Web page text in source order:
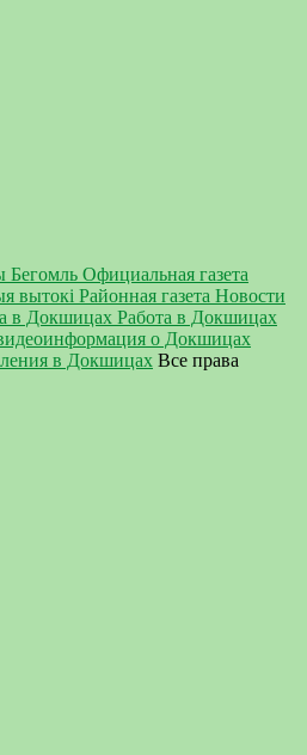
Официальная газета
вытокi Районная газета Новости
в Докшицах Работа в Докшицах
о Докшицах
в Докшицах Все права